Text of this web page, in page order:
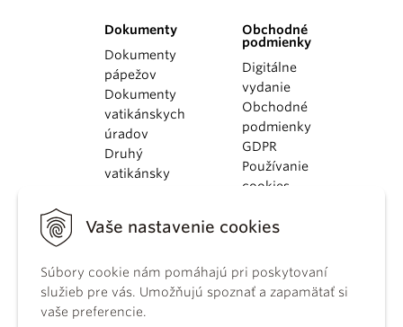
Vaše nastavenie cookies
Súbory cookie nám pomáhajú pri poskytovaní
služieb pre vás. Umožňujú spoznať a zapamätať si
vaše preferencie.
Dokumenty
Dokumenty
pápežov
Dokumenty
vatikánskych
úradov
Druhý
vatikánsky
KBS
kánonického
práva
Katechizmus
Obchodné
podmienky
Digitálne
vydanie
Obchodné
podmienky
GDPR
Používanie
cookies